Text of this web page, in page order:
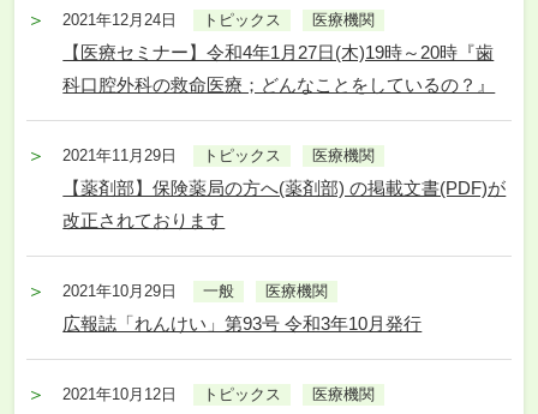
2021年12月24日 トピックス 医療機関
【医療セミナー】令和4年1月27日(木)19時～20時『歯
科口腔外科の救命医療；どんなことをしているの？』
2021年11月29日 トピックス 医療機関
【薬剤部】保険薬局の方へ(薬剤部) の掲載文書(PDF)が
改正されております
2021年10月29日 一般 医療機関
広報誌「れんけい」第93号 令和3年10月発行
2021年10月12日 トピックス 医療機関